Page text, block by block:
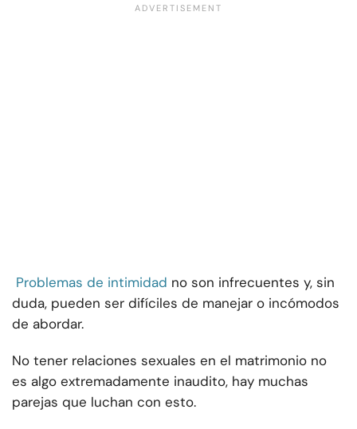
Problemas de intimidad no son infrecuentes y, sin
duda, pueden ser difíciles de manejar o incómodos
de abordar.
No tener relaciones sexuales en el matrimonio no
es algo extremadamente inaudito, hay muchas
parejas que luchan con esto.